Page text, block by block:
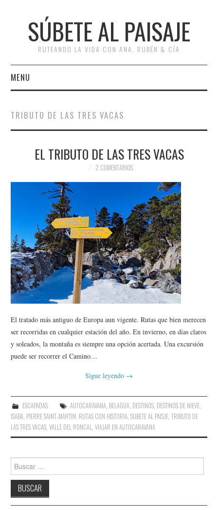
SÚBETE AL PAISAJE
RUTEANDO LA VIDA CON ANA, RUBÉN & CÍA
MENU
RUTAS
ESCAPADAS
AMIGOS
CONTACTO
TRIBUTO DE LAS TRES VACAS
EL TRIBUTO DE LAS TRES VACAS
2 COMENTARIOS
El tratado más antiguo de Europa aun vigente. Rutas que bien merecen
ser recorridas en cualquier estación del año. En invierno, en días claros
y soleados, la montaña es siempre una opción acertada. Una excursión
puede ser recorrer el Camino…
Sigue leyendo →
ESCAPADAS AUTOCARAVANA, BELAGUA, DESTINOS, DESTINOS DE NIEVE,
ISABA PIERRE SAINT-MARTIN RUTAS CON HISTORIA ,SUBETE AL PAISJE ,TRIBUTO DE
LAS TRES VACAS ,VALLE DEL RONCAL ,VIAJAR EN AUTOCARAVANA